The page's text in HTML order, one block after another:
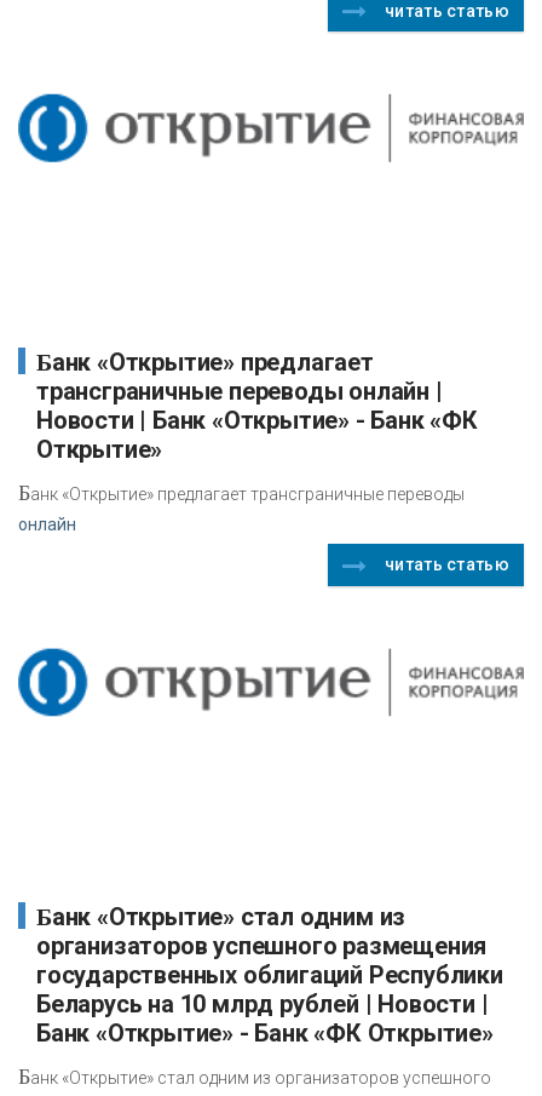
читать статью
Банк «Открытие» предлагает
трансграничные переводы онлайн |
Новости | Банк «Открытие» - Банк «ФК
Открытие»
Банк «Открытие» предлагает трансграничные переводы
онлайн
читать статью
Банк «Открытие» стал одним из
организаторов успешного размещения
государственных облигаций Республики
Беларусь на 10 млрд рублей | Новости |
Банк «Открытие» - Банк «ФК Открытие»
Банк «Открытие» стал одним из организаторов успешного